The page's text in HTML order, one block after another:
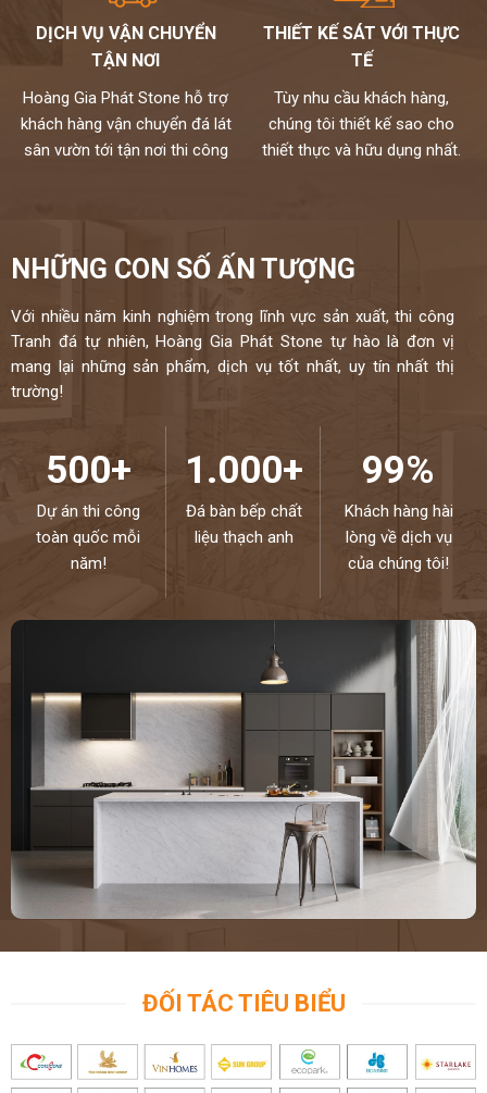
Kho đá hoàng gia phátlà đại lí cấp 1 của hãng thạch anh
vinaquartz nên sản phẩm là hàng chính hãng,được vinaquartz
bảo hộ,có đầy đủ các loại đá bạn cần,mẫu mã đa dạng,phù hợp cho
mọi không gian.
Chúng tôi không bán lẻ đá tấm chỉ nhận gia công chế tác và lắp đặt
theo yêu cầu cho khách hàng nên không phải qua trung gian
có vấn đề gì sẽ có bộ phận kỹ thuật đến xử lí cho khách hàng trong
vòng 24h,tất cả thành phẩm của chúng tôi sẽ được lưu bảo hành
trên máy tính,chúng tôi sẽ luôn đồng hành cùng khách hàng.
Đá cao cấp Hoàng Gia Phát tự hào là đơn vị
NIỀM TIN CỦA KHÁCH LÀ HẠNH PHÚC CỦA CHÚNG TÔI - HÂN
HẠNH
ĐƯỢC PHỤC VỤ QUÝ KHÁCH – HOTLINE:
0972101656 -
0946916986
DỊCH VỤ VẬN CHUYỂN
TẬN NƠI
Hoàng Gia Phát Stone hỗ trợ
khách hàng vận chuyển đá lát
sân vườn tới tận nơi thi công
THIẾT KẾ SÁT VỚI THỰC
TẾ
Tùy nhu cầu khách hàng,
chúng tôi thiết kế sao cho
thiết thực và hữu dụng nhất.
NHỮNG CON SỐ ẤN TƯỢNG
Với nhiều năm kinh nghiệm trong lĩnh vực sản xuất, thi công
Tranh đá tự nhiên, Hoàng Gia Phát Stone tự hào là đơn vị
mang lại những sản phẩm, dịch vụ tốt nhất, uy tín nhất thị
trường!
500+
Dự án thi công
toàn quốc mỗi
năm!
1.000+
Đá bàn bếp chất
liệu thạch anh
99%
Khách hàng hài
lòng về dịch vụ
của chúng tôi!
ĐỐI TÁC TIÊU BIỂU